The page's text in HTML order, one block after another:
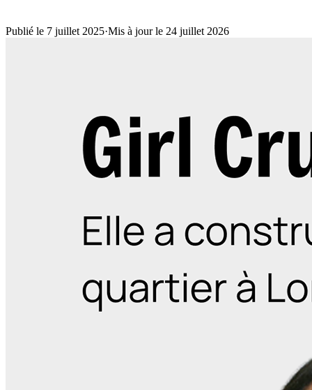
Publié le 7 juillet 2025·Mis à jour le 24 juillet 2026